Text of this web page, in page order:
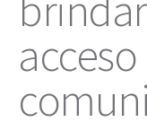
acceso